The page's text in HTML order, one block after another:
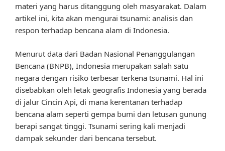
materi yang harus ditanggung oleh masyarakat. Dalam
artikel ini, kita akan mengurai tsunami: analisis dan
respon terhadap bencana alam di Indonesia.
Menurut data dari Badan Nasional Penanggulangan
Bencana (BNPB), Indonesia merupakan salah satu
negara dengan risiko terbesar terkena tsunami. Hal ini
disebabkan oleh letak geografis Indonesia yang berada
di jalur Cincin Api, di mana kerentanan terhadap
bencana alam seperti gempa bumi dan letusan gunung
berapi sangat tinggi. Tsunami sering kali menjadi
dampak sekunder dari bencana tersebut.